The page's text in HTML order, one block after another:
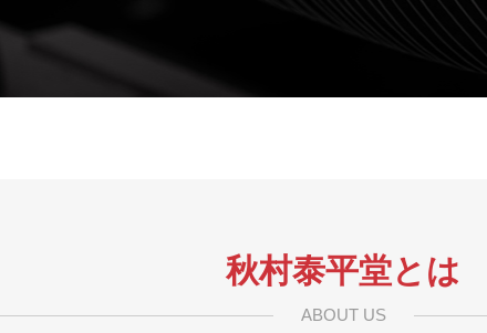
秋村泰平堂とは
ABOUT US